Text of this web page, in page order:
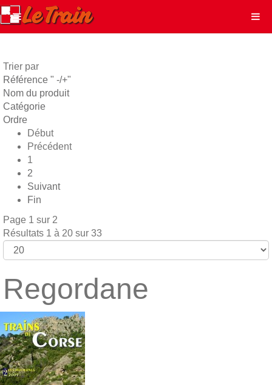
Trier par
Référence " -/+"
Nom du produit
Catégorie
Ordre
Début
Précédent
1
2
Suivant
Fin
Page 1 sur 2
Résultats 1 à 20 sur 33
Regordane